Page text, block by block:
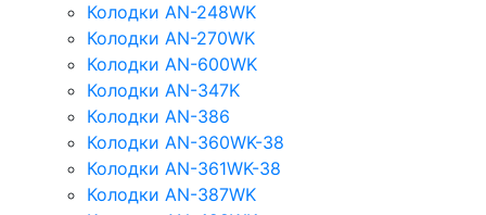
Колодки AN-248WK
Колодки AN-270WK
Колодки AN-600WK
Колодки AN-347K
Колодки AN-386
Колодки AN-360WK-38
Колодки AN-361WK-38
Колодки AN-387WK